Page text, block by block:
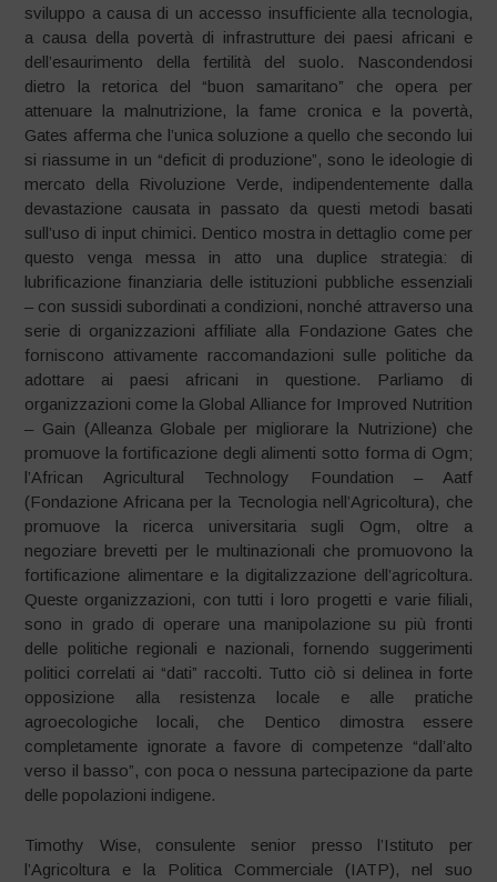
sviluppo a causa di un accesso insufficiente alla tecnologia,
a causa della povertà di infrastrutture dei paesi africani e
dell’esaurimento della fertilità del suolo. Nascondendosi
dietro la retorica del “buon samaritano” che opera per
attenuare la malnutrizione, la fame cronica e la povertà,
Gates afferma che l’unica soluzione a quello che secondo lui
si riassume in un “deficit di produzione”, sono le ideologie di
mercato della Rivoluzione Verde, indipendentemente dalla
devastazione causata in passato da questi metodi basati
sull’uso di input chimici. Dentico mostra in dettaglio come per
questo venga messa in atto una duplice strategia: di
lubrificazione finanziaria delle istituzioni pubbliche essenziali
– con sussidi subordinati a condizioni, nonché attraverso una
serie di organizzazioni affiliate alla Fondazione Gates che
forniscono attivamente raccomandazioni sulle politiche da
adottare ai paesi africani in questione. Parliamo di
organizzazioni come la Global Alliance for Improved Nutrition
– Gain (Alleanza Globale per migliorare la Nutrizione) che
promuove la fortificazione degli alimenti sotto forma di Ogm;
l’African Agricultural Technology Foundation – Aatf
(Fondazione Africana per la Tecnologia nell’Agricoltura), che
promuove la ricerca universitaria sugli Ogm, oltre a
negoziare brevetti per le multinazionali che promuovono la
fortificazione alimentare e la digitalizzazione dell’agricoltura.
Queste organizzazioni, con tutti i loro progetti e varie filiali,
sono in grado di operare una manipolazione su più fronti
delle politiche regionali e nazionali, fornendo suggerimenti
politici correlati ai “dati” raccolti. Tutto ciò si delinea in forte
opposizione alla resistenza locale e alle pratiche
agroecologiche locali, che Dentico dimostra essere
completamente ignorate a favore di competenze “dall’alto
verso il basso”, con poca o nessuna partecipazione da parte
delle popolazioni indigene.
Timothy Wise, consulente senior presso l’Istituto per
l’Agricoltura e la Politica Commerciale (IATP), nel suo